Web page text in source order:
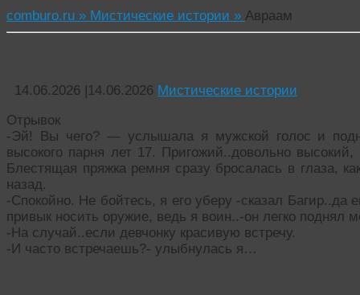
comburo.ru » Мистические истории » Авраам
14.06.2026 |14.06.2026 Мистические истории
Отрывок
-Эй! Вы чего? — услышала я мужской голос и
высокого парня лет 17. Пригожий..довольно
Блестящая пряжка ремня сразу бросалась в глаза,
назад.
-Спокойно. Не бойтесь, я его уберу -сказал
привык носить оружие, ведь я воин..-он легко поднял
-На случай..если девчонку красивую встречу.
-И часто встречаешь?- улыбнулась я…